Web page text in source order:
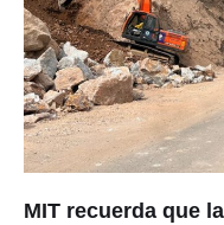
MIT recuerda que